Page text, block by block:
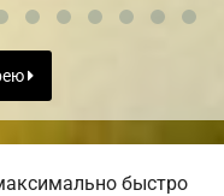
быстро